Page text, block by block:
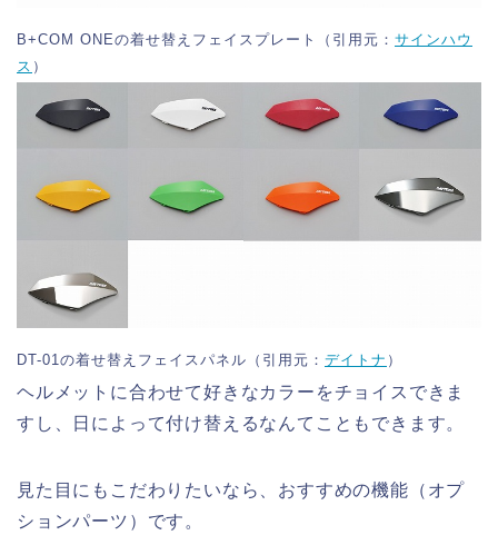
B+COM ONEの着せ替えフェイスプレート（引用元： サインハウ
ス ）
DT-01の着せ替えフェイスパネル（引用元： デイトナ ）
ヘルメットに合わせて好きなカラーをチョイスできま
すし、日によって付け替えるなんてこともできます。
見た目にもこだわりたいなら、おすすめの機能（オプ
ションパーツ）です。